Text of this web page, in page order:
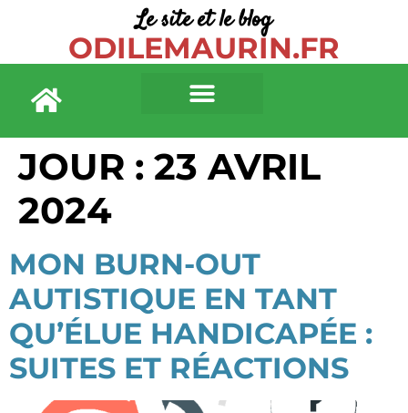
Le site et le blog
ODILEMAURIN.FR
JOUR : 23 AVRIL
2024
MON BURN-OUT
AUTISTIQUE EN TANT
QU’ÉLUE HANDICAPÉE :
SUITES ET RÉACTIONS